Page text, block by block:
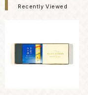
Recently Viewed